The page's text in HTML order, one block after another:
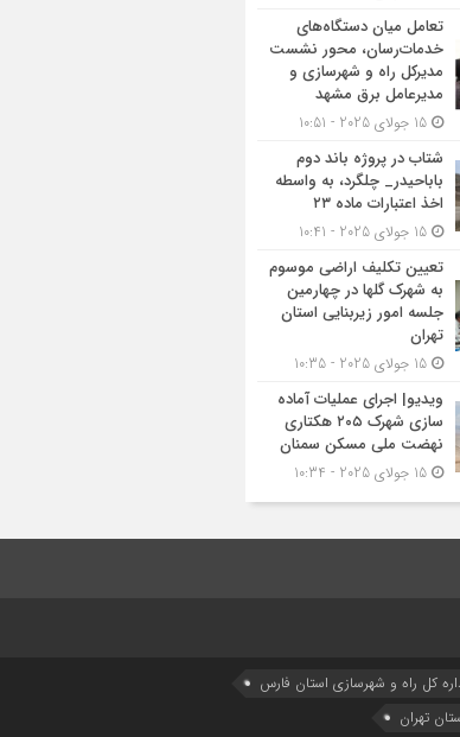
تعامل میان دستگاه‌های
خدمات‌رسان، محور نشست
مدیرکل راه و شهرسازی و
مدیرعامل برق مشهد
شتاب در پروژه باند دوم
باباحیدر_ چلگرد، به واسطه
اخذ اعتبارات ماده ۲۳
تعیین تکلیف اراضی موسوم
به شهرک گلها در چهارمین
جلسه امور زیربنایی استان
تهران
ویدیو| اجرای عملیات آماده
سازی شهرک ۲۰۵ هکتاری
نهضت ملی مسکن سمنان
كل راه و شهرسازي استان فارس
تهران